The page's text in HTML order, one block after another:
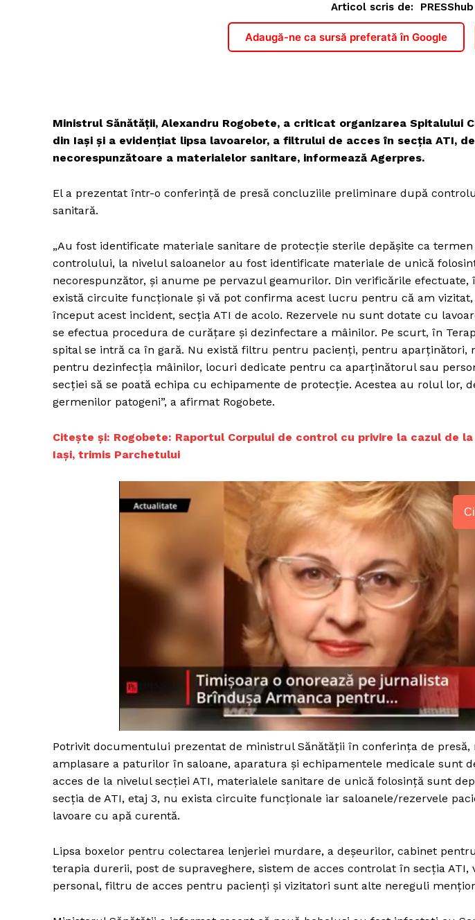
Un proiect
FREEDOM HOUSE
ROMÂNIA
Rețea
Articol scris de: PRESShub
Adaugă-ne ca sursă preferată în Google
Ministrul Sănătăţii, Alexandru Rogobete, a criticat organizarea Spitalului
din Iaşi şi a evidenţiat lipsa lavoarelor, a filtrului de acces în secţia ATI,
necorespunzătoare a materialelor sanitare, informează Agerpres.
El a prezentat într-o conferinţă de presă concluziile preliminare după
sanitară.
„Au fost identificate materiale sanitare de protecţie sterile depăşite ca
controlului, la nivelul saloanelor au fost identificate materiale de unică
necorespunzător, şi anume pe pervazul geamurilor. Din verificările efectuate,
există circuite funcţionale şi vă pot confirma acest lucru pentru că am
început acest incident, secţia ATI de acolo. Rezervele nu sunt dotate cu
se efectua procedura de curăţare şi dezinfectare a mâinilor. Pe scurt, în
spital se intră ca în gară. Nu există filtru pentru pacienţi, pentru aparţinători,
pentru dezinfecţia mâinilor, locuri dedicate pentru ca aparţinătorul sau
secţiei să se poată echipa cu echipamente de protecţie. Acestea au rolul lor,
germenilor patogeni”, a afirmat Rogobete.
Citește și: ​Rogobete: Raportul Corpului de control cu privire la cazul de
Iaşi, trimis Parchetului
Potrivit documentului prezentat de ministrul Sănătăţii în conferinţa de presă,
amplasare a paturilor în saloane, aparatura şi echipamentele medicale sunt
acces de la nivelul secţiei ATI, materialele sanitare de unică folosinţă sunt
secţia de ATI, etaj 3, nu exista circuite funcţionale iar saloanele/rezervele
lavoare cu apă curentă.
Lipsa boxelor pentru colectarea lenjeriei murdare, a deşeurilor, cabinet
terapia durerii, post de supraveghere, sistem de acces controlat în secţia
personal, filtru de acces pentru pacienţi şi vizitatori sunt alte nereguli